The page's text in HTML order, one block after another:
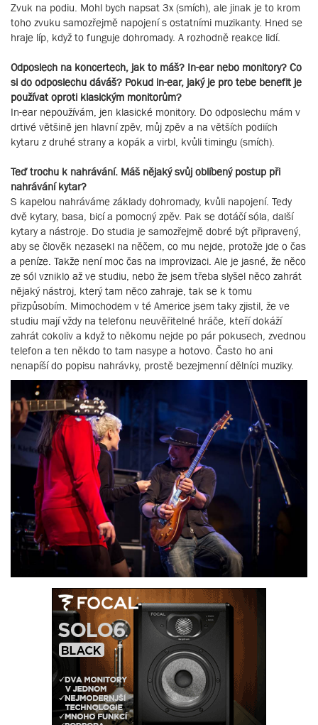
Zvuk na podiu. Mohl bych napsat 3x (smích), ale jinak je to krom
toho zvuku samozřejmě napojení s ostatními muzikanty. Hned se
hraje líp, když to funguje dohromady. A rozhodně reakce lidí.
Odposlech na koncertech, jak to máš? In-ear nebo monitory? Co
si do odposlechu dáváš? Pokud in-ear, jaký je pro tebe benefit je
používat oproti klasickým monitorům?
In-ear nepoužívám, jen klasické monitory. Do odposlechu mám v
drtivé většině jen hlavní zpěv, můj zpěv a na větších podiích
kytaru z druhé strany a kopák a virbl, kvůli timingu (smích).
Teď trochu k nahrávání. Máš nějaký svůj oblíbený postup při
nahrávání kytar?
S kapelou nahráváme základy dohromady, kvůli napojení. Tedy
dvě kytary, basa, bicí a pomocný zpěv. Pak se dotáčí sóla, další
kytary a nástroje. Do studia je samozřejmě dobré být připravený,
aby se člověk nezasekl na něčem, co mu nejde, protože jde o čas
a peníze. Takže není moc čas na improvizaci. Ale je jasné, že něco
ze sól vzniklo až ve studiu, nebo že jsem třeba slyšel něco zahrát
nějaký nástroj, který tam něco zahraje, tak se k tomu
přizpůsobím. Mimochodem v té Americe jsem taky zjistil, že ve
studiu mají vždy na telefonu neuvěřitelné hráče, kteří dokáží
zahrát cokoliv a když to někomu nejde po pár pokusech, zvednou
telefon a ten někdo to tam nasype a hotovo. Často ho ani
nenapíší do popisu nahrávky, prostě bezejmenní dělníci muziky.